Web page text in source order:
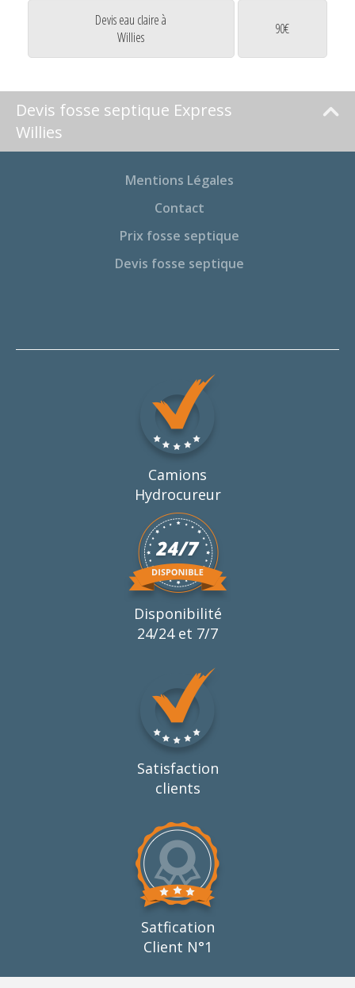
Devis eau claire à
Willies
90€
Devis fosse septique Express
Willies
Mentions Légales
Contact
Prix fosse septique
Devis fosse septique
Camions
Hydrocureur
Disponibilité
24/24 et 7/7
Satisfaction
clients
Satfication
Client N°1